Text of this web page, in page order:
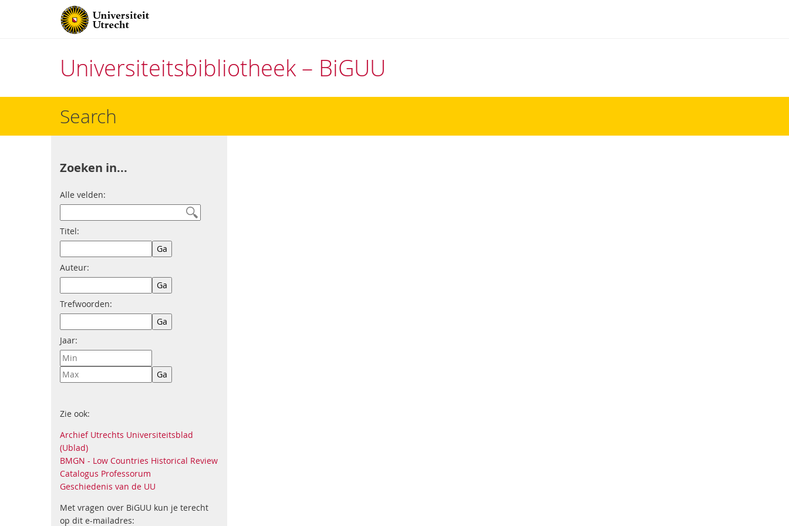
Universiteitsbibliotheek – BiGUU
Search
Zoeken in...
Alle velden:
Titel:
Auteur:
Trefwoorden:
Jaar:
Zie ook:
Archief Utrechts Universiteitsblad
(Ublad)
BMGN - Low Countries Historical Review
Catalogus Professorum
Geschiedenis van de UU
Met vragen over BiGUU kun je terecht
op dit e-mailadres: